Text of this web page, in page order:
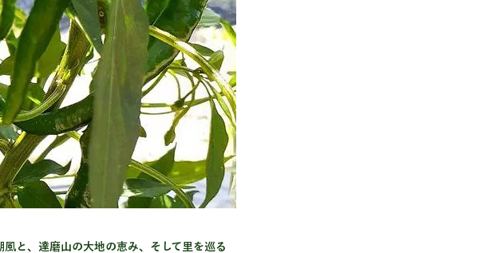
と、達磨山の大地の恵み、そして里を巡る